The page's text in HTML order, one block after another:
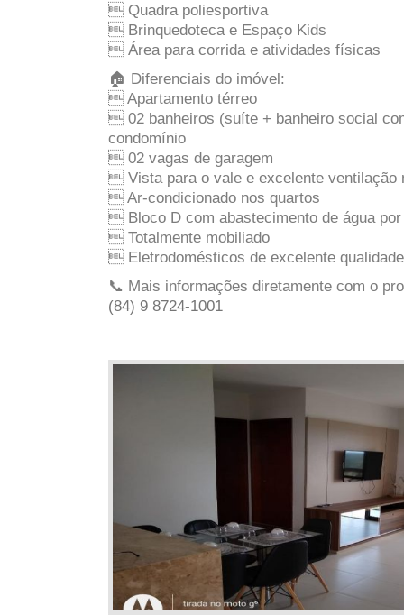
 Quadra poliesportiva
 Brinquedoteca e Espaço Kids
 Área para corrida e atividades físicas
🏠 Diferenciais do imóvel:
 Apartamento térreo
 02 banheiros (suíte + banheiro social
condomínio
 02 vagas de garagem
 Vista para o vale e excelente ventilação
 Ar-condicionado nos quartos
 Bloco D com abastecimento de água
 Totalmente mobiliado
 Eletrodomésticos de excelente qualidade
📞 Mais informações diretamente com o
(84) 9 8724-1001